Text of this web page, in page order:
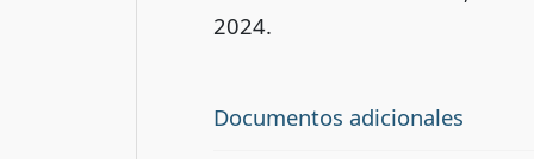
2024.
Documentos adicionales